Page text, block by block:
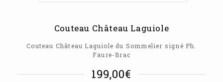
Couteau Château Laguiole
Couteau Château Laguiole du Sommelier signé Ph.
Faure-Brac
199,00€